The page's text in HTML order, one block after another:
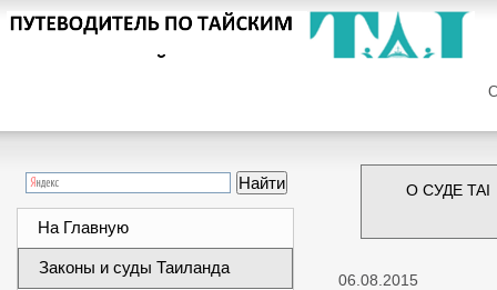
На Главную
Законы и суды Таиланда
О СУДЕ TAI
06.08.2015